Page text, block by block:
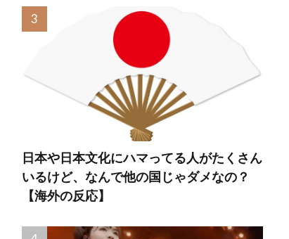
日本や日本文化にハマってる人がたくさん
いるけど、なんで他の国じゃダメなの？
【海外の反応】